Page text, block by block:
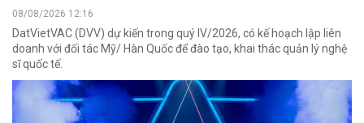
08/08/2026 12:16
DatVietVAC (DVV) dự kiến trong quý IV/2026, có kế hoạch lập liên
doanh với đối tác Mỹ/ Hàn Quốc để đào tạo, khai thác quản lý nghệ
sĩ quốc tế.